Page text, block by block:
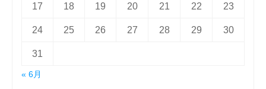
17 18 19 20 21 22 23
24 25 26 27 28 29 30
31
« 6月